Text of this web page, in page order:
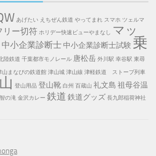
あげたい えちぜん鉄道 やってまれ スマホ ツェルマ
リー切符 ホリデー快速ビューやまなし マッ
中小企業診断士 中小企業診断士試験 乗
陸鉄道 千葉都市モノレール 唐松岳 外川駅 幸谷駅 東尋
山まなびの鉄道館 津山城 津山線 津軽鉄道 ストーブ列車
登山用品 登山靴 白州 百蔵山 礼文島 祖母谷温
の滝 金沢カレー 鉄道 鉄道グッズ 長九郎稲荷神社